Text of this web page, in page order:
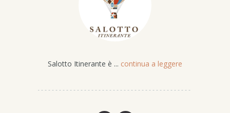
Salotto Itinerante è ... continua a leggere